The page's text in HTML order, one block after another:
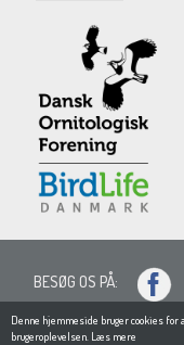
Denne hjemmeside bruger cookies for
brugeroplevelsen. Læs mere
BESØG OS PÅ:
SITEMAP